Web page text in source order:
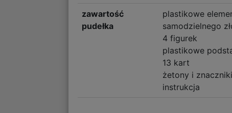
zawartość
pudełka
plastikowe
samodzielnego
4 figurek
plastikowe
13 kart
żetony i znaczniki
instrukcja